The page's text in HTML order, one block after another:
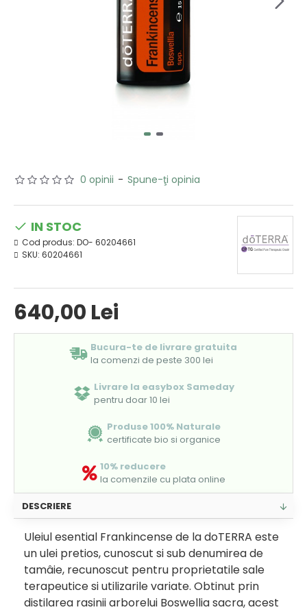
0 opinii - Spune-ţi opinia
640,00 Lei
IN STOC
Cod produs: DO- 60204661
SKU: 60204661
Bucura-te de livrare gratuita
la comenzi de peste 300 lei
Livrare la easybox Sameday
pentru doar 10 lei
Produse 100% Naturale
certificate bio si organice
10% reducere
la comenzile cu plata online
DESCRIERE
Uleiul esential Frankincense de la doTERRA este
un ulei pretios, cunoscut si sub denumirea de
tamâie, recunoscut pentru proprietatile sale
terapeutice si utilizarile variate. Obtinut prin
distilarea rasinii arborelui Boswellia sacra, acest